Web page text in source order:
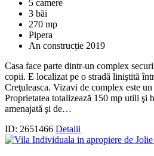
5 camere
3 băi
270 mp
Pipera
An construcție 2019
Casa face parte dintr-un complex
copii. E localizat pe o stradă liniştită
Creţuleasca. Vizavi de complex este
Proprietatea totalizează 150 mp utili şi
amenajată şi de…
ID: 2651466 Detalii